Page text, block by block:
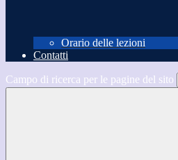
Orario delle lezioni
Contatti
Campo di ricerca per le pagine del sito